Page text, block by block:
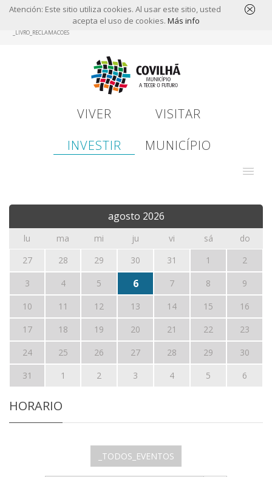
Atención: Este sitio utiliza cookies. Al usar este sitio, usted
acepta el uso de cookies. Más info
_LIVRO_RECLAMACOES
VIVER
VISITAR
INVESTIR
MUNICÍPIO
agosto 2026
lu ma mi ju vi sá
do
27
28 29 30 31 1
2
3
4 5 6 7 8
9
10
11 12 13 14 15
16
17
18 19 20 21 22
23
24
25 26 27 28 29
30
31
1 2 3 4 5 6
HORARIO
_TODOS_EVENTOS